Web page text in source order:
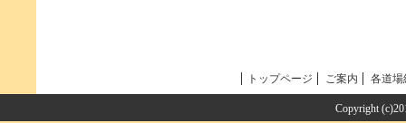
トップページ ご案内 各道場
Copyright